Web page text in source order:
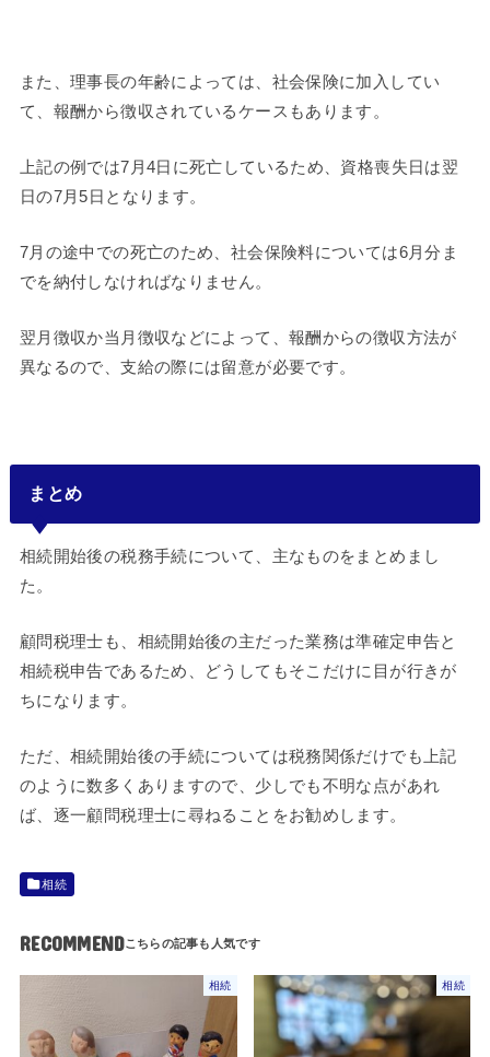
また、理事長の年齢によっては、社会保険に加入してい
て、報酬から徴収されているケースもあります。
上記の例では7月4日に死亡しているため、資格喪失日は翌
日の7月5日となります。
7月の途中での死亡のため、社会保険料については6月分ま
でを納付しなければなりません。
翌月徴収か当月徴収などによって、報酬からの徴収方法が
異なるので、支給の際には留意が必要です。
まとめ
相続開始後の税務手続について、主なものをまとめまし
た。
顧問税理士も、相続開始後の主だった業務は準確定申告と
相続税申告であるため、どうしてもそこだけに目が行きが
ちになります。
ただ、相続開始後の手続については税務関係だけでも上記
のように数多くありますので、少しでも不明な点があれ
ば、逐一顧問税理士に尋ねることをお勧めします。
相続
RECOMMEND
相続 相続